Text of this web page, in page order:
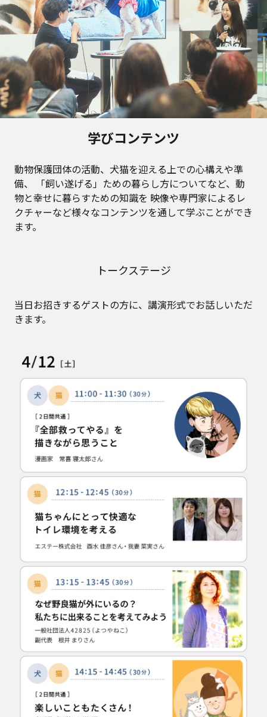
学びコンテンツ
動物保護団体の活動、犬猫を迎える上での心構えや準
備、
「飼い遂げる」ための暮らし方についてなど、動
物と幸せに暮らすための知識を 映像や専門家によるレ
クチャーなど様々なコンテンツを通して学ぶことができ
ます。
トークステージ
当日お招きするゲストの方に、講演形式でお話しいただ
きます。